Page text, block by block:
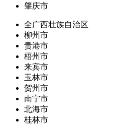
肇庆市
全广西壮族自治区
柳州市
贵港市
梧州市
来宾市
玉林市
贺州市
南宁市
北海市
桂林市